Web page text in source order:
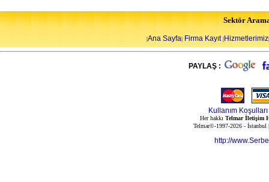
Sektör
|Ana Sayfa| Firma Kayıt|Hizmetlerimiz|
PAYLAŞ :
Kullanım Koşulları
Her hakkı Telmar İletişim
Telmar©-1997-2026 -
http://